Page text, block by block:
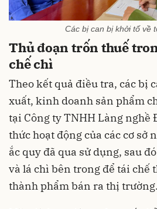
Các bị can bị khởi tố về
Thủ đoạn trốn thuế
chế chì
Theo kết quả điều tra, các bị
xuất, kinh doanh sản phẩm
tại Công ty TNHH Làng nghề
thức hoạt động của các cơ sở
ắc quy đã qua sử dụng, sau
và lá chì bên trong để tái chế
thành phẩm bán ra thị trường.